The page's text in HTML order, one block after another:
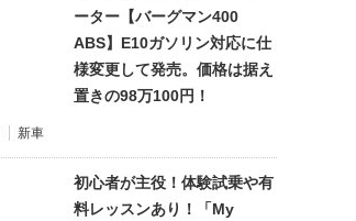
ーター【バーグマン400
ABS】E10ガソリン対応に仕
様変更して発売。価格は据え
置きの98万100円！
新車
初心者が主役！体験試乗や有
料レッスンあり！「My